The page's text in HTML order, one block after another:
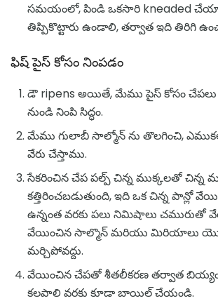
సమయంలో, పిండి ఒకసారి kneaded
తిప్పికొట్టారు ఉండాలి, తర్వాత ఇది తిరిగి
ఫిష్ పైస్ కోసం నింపడం
డౌ ripens అయితే, మేము పైస్ కోసం
నుండి నింపి సిద్ధం.
మేము గులాబీ సాల్మోన్ ను తొలగించి, ఎముకలు
వేరు చేస్తాము.
సేకరించిన చేప పల్ప్ చిన్న ముక్కలతో చిన్న
కత్తిరించబడుతుంది, ఇది ఒక చిన్న పాన్లో
ఉన్నంత వరకు పలు నిమిషాలు చమురుతో
వేయించిన సాల్మొన్ మరియు మిరియాలు
మర్చిపోవద్దు.
వేయించిన చేపతో శీతలీకరణ తర్వాత
కలపాలి వరకు కూడా బాయిల్ చేయండి.